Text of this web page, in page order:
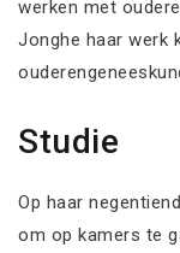
werken met
Jonghe haar werk
Studie
Op haar
om op kamers te